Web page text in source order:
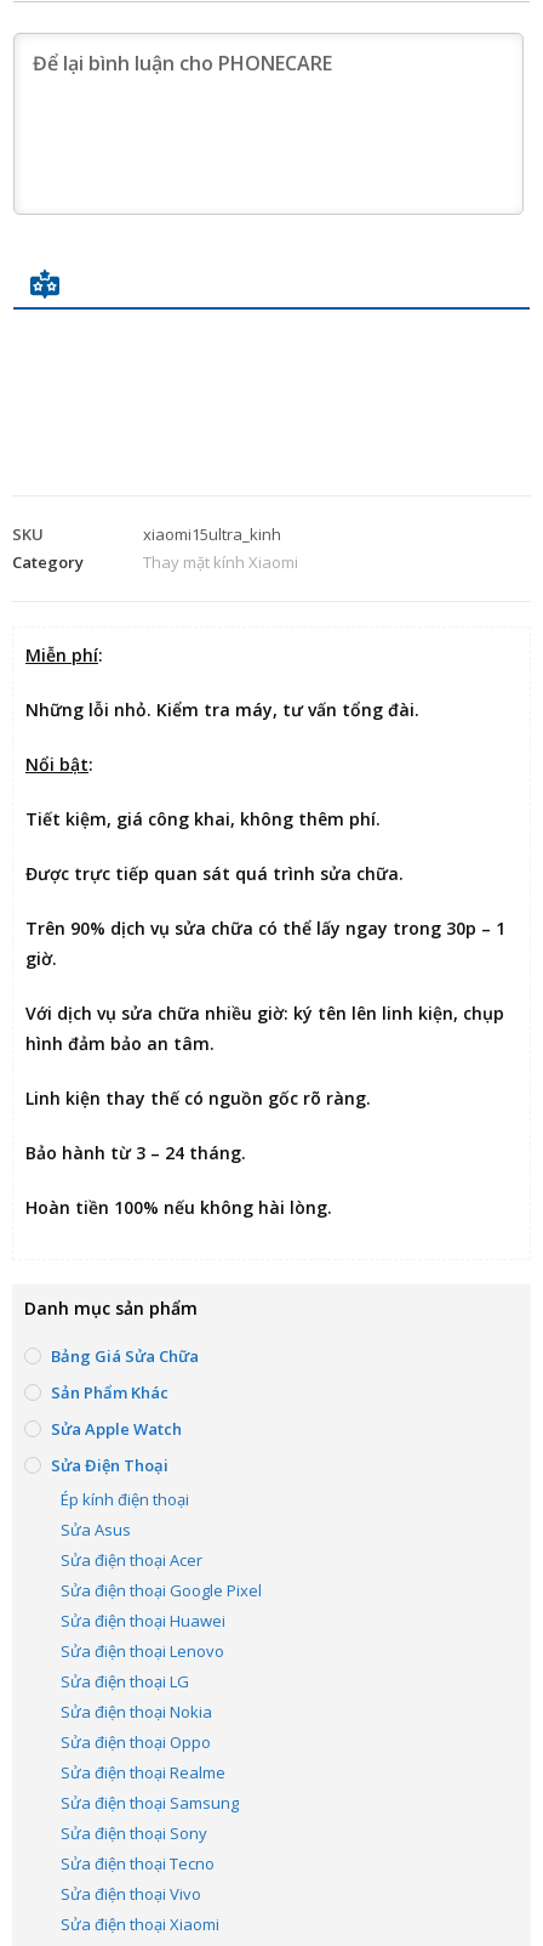
SKU
xiaomi15ultra_kinh
Category
Thay mặt kính Xiaomi
Miễn phí:
Những lỗi nhỏ. Kiểm tra máy, tư vấn tổng đài.
Nổi bật:
Tiết kiệm, giá công khai, không thêm phí.
Được trực tiếp quan sát quá trình sửa chữa.
Trên 90% dịch vụ sửa chữa có thể lấy ngay trong 30p – 1
giờ.
Với dịch vụ sửa chữa nhiều giờ: ký tên lên linh kiện, chụp
hình đảm bảo an tâm.
Linh kiện thay thế có nguồn gốc rõ ràng.
Bảo hành từ 3 – 24 tháng.
Hoàn tiền 100% nếu không hài lòng.
Danh mục sản phẩm
Bảng Giá Sửa Chữa
Sản Phẩm Khác
Sửa Apple Watch
Sửa Điện Thoại
Ép kính điện thoại
Sửa Asus
Sửa điện thoại Acer
Sửa điện thoại Google Pixel
Sửa điện thoại Huawei
Sửa điện thoại Lenovo
Sửa điện thoại LG
Sửa điện thoại Nokia
Sửa điện thoại Oppo
Sửa điện thoại Realme
Sửa điện thoại Samsung
Sửa điện thoại Sony
Sửa điện thoại Tecno
Sửa điện thoại Vivo
Sửa điện thoại Xiaomi